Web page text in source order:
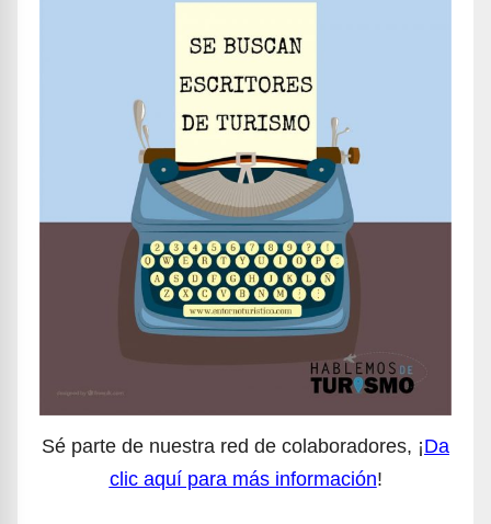
Sé parte de nuestra red de colaboradores, ¡Da
clic aquí para más información!